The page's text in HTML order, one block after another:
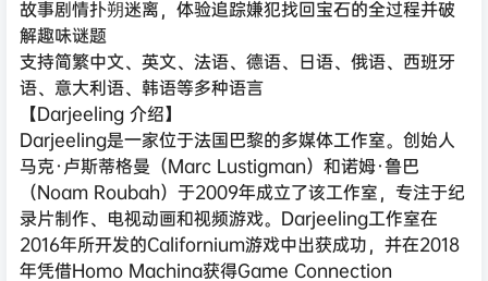
故事剧情扑朔迷离，体验追踪嫌犯找回宝石的全过程并破
解趣味谜题
支持简繁中文、英文、法语、德语、日语、俄语、西班牙
语、意大利语、韩语等多种语言
【Darjeeling 介绍】
Darjeeling是一家位于法国巴黎的多媒体工作室。创始人
马克·卢斯蒂格曼（Marc Lustigman）和诺姆·鲁巴
（Noam Roubah）于2009年成立了该工作室，专注于纪
录片制作、电视动画和视频游戏。Darjeeling工作室在
2016年所开发的Californium游戏中出获成功，并在2018
年凭借Homo Machina获得Game Connection